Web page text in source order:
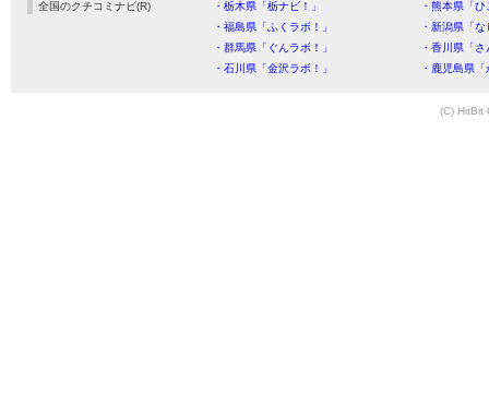
全国のクチコミナビ(R) ・栃木県「栃ナビ！」
・熊本県「
・福島県「ふくラボ！」
・新潟県「
・群馬県「ぐんラボ！」
・香川県「
・石川県「金沢ラボ！」
・鹿児島県
(C) HitBit